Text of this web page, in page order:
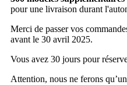
pour une livraison durant
Merci de passer vos
avant le 30 avril 2025.
Vous avez 30 jours pour
Attention, nous ne ferons